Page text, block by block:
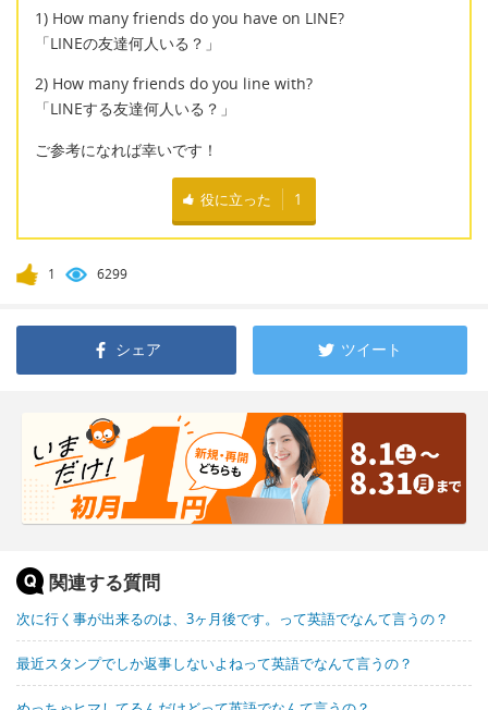
1) How many friends do you have on LINE?
「LINEの友達何人いる？」
2) How many friends do you line with?
「LINEする友達何人いる？」
ご参考になれば幸いです！
役に立った 1
1 6299
シェア ツイート
関連する質問
次に行く事が出来るのは、3ヶ月後です。って英語でなんて言うの？
最近スタンプでしか返事しないよねって英語でなんて言うの？